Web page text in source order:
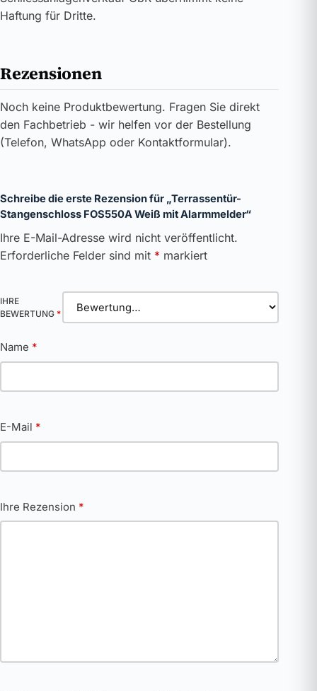
Haftung für Dritte.
Rezensionen
Noch keine Produktbewertung. Fragen Sie direkt
den Fachbetrieb - wir helfen vor der Bestellung
(Telefon, WhatsApp oder Kontaktformular).
Schreibe die erste Rezension für „Terrassentür-
Stangenschloss FOS550A Weiß mit Alarmmelder“
Ihre E-Mail-Adresse wird nicht veröffentlicht.
Erforderliche Felder sind mit * markiert
IHRE
BEWERTUNG *
Name *
E-Mail *
Ihre Rezension *